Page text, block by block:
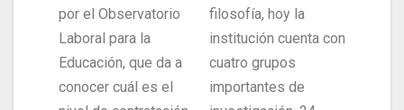
por el Observatorio
Laboral para la
Educación, que da a
conocer cuál es el
filosofía, hoy la
institución cuenta con
cuatro grupos
importantes de